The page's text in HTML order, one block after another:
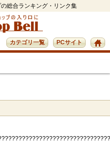
総合ランキング・リンク集
PCサイト
カテゴリ一覧